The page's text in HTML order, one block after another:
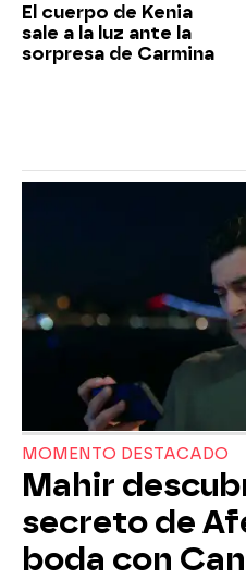
El cuerpo de Kenia
sale a la luz ante la
sorpresa de Carmina
MOMENTO DESTACADO
Mahir
secreto de
boda con